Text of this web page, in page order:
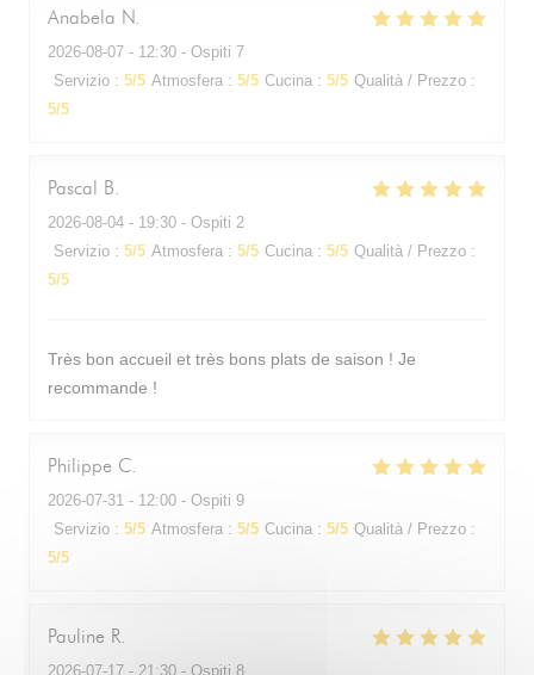
Anabela N
2026-08-07 - 12:30 - Ospiti 7
Servizio : 5/5 Atmosfera : 5/5 Cucina : 5/5 Qualità / Prezzo :
5/5
Pascal B
2026-08-04 - 19:30 - Ospiti 2
Servizio : 5/5 Atmosfera : 5/5 Cucina : 5/5 Qualità / Prezzo :
5/5
Très bon accueil et très bons plats de saison ! Je
recommande !
Philippe C
2026-07-31 - 12:00 - Ospiti 9
Servizio : 5/5 Atmosfera : 5/5 Cucina : 5/5 Qualità / Prezzo :
5/5
Pauline R
2026-07-17 - 21:30 - Ospiti 8